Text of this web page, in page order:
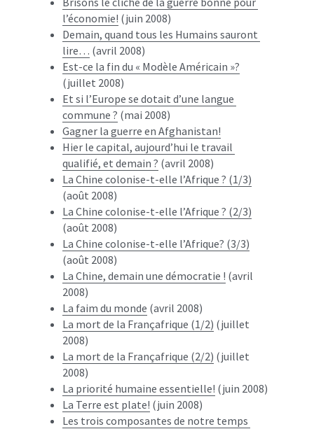
l’économie! (juin 2008)
Demain, quand tous les Humains sauront
lire… (avril 2008)
Est-ce la fin du « Modèle Américain »?
(juillet 2008)
Et si l’Europe se dotait d’une langue
commune ? (mai 2008)
Gagner la guerre en Afghanistan!
Hier le capital, aujourd’hui le travail
qualifié, et demain ? (avril 2008)
La Chine colonise-t-elle l’Afrique ? (1/3)
(août 2008)
La Chine colonise-t-elle l’Afrique ? (2/3)
(août 2008)
La Chine colonise-t-elle l’Afrique? (3/3)
(août 2008)
La Chine, demain une démocratie ! (avril
2008)
La faim du monde (avril 2008)
La mort de la Françafrique (1/2) (juillet
2008)
La mort de la Françafrique (2/2) (juillet
2008)
La priorité humaine essentielle! (juin 2008)
La Terre est plate! (juin 2008)
Les trois composantes de notre temps